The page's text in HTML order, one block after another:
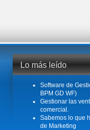
Lo más leído
Software de
BPM GD WF)
Gestionar las
comercial.
Sabemos lo que
de Marketing